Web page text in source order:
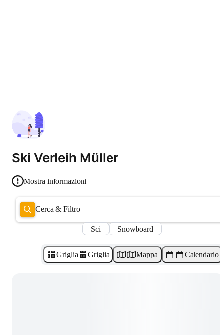
Ski Verleih Müller
Mostra informazioni
Cerca & Filtro
Sci Snowboard
Griglia Griglia Mappa Calendario